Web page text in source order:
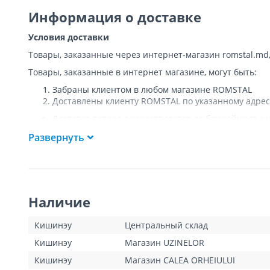
Информация о доставке
Условия доставки
Товары, заказанные через интернет-магазин
Товары, заказанные в интернет магазине, могут быть:
Забраны клиентом в любом магазине ROMSTAL
Доставлены клиенту ROMSTAL по указанному
Доставка товара осуществляется до ближайшего
Подъем товара на этаж или занос в дом
покупатель оплатит стоимость пропущенной
для Кишинева составит 100 леев, а для других
Клиент обязан открыть посылку при доставке и
тестирования товара не предполагается.
Для товаров «под заказ» сроки доставки указаны
операторами интернет-магазина. Данный вид
Развернуть
Наличие
Кишинэу
Центральный склад
Кишинэу
Магазин UZINELOR
Кишинэу
Магазин CALEA ORHEIULUI